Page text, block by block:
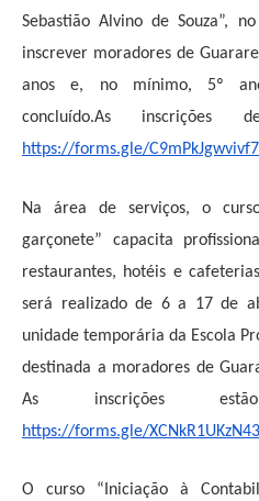
Sebastião Alvino de Souza”,
inscrever moradores de
anos e, no mínimo, 5º
concluído.As
https://forms.gle/
Na área de serviços, o
garçonete” capacita
restaurantes, hotéis e
será realizado de 6 a 17 de
unidade temporária da Escola
destinada a moradores de
As inscrições
https://forms.gle/
O curso “Iniciação à